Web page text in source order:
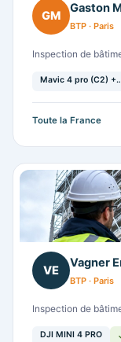
GM
Gaston
BTP · Paris
Mavic 4 pro (C2)
Toute la France
VE
Vagner
BTP · Paris
DJI MINI 4 PRO